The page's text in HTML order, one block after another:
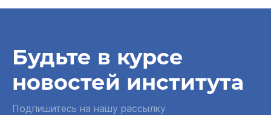
Будьте в курсе
новостей института
Подпишитесь на нашу рассылку